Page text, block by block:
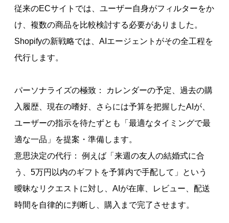
従来のECサイトでは、ユーザー自身がフィルターをか
け、複数の商品を比較検討する必要がありました。
Shopifyの新戦略では、AIエージェントがその全工程を
代行します。
パーソナライズの極致： カレンダーの予定、過去の購
入履歴、現在の嗜好、さらには予算を把握したAIが、
ユーザーの指示を待たずとも「最適なタイミングで最
適な一品」を提案・準備します。
意思決定の代行： 例えば「来週の友人の結婚式に合
う、5万円以内のギフトを予算内で手配して」という
曖昧なリクエストに対し、AIが在庫、レビュー、配送
時間を自律的に判断し、購入まで完了させます。